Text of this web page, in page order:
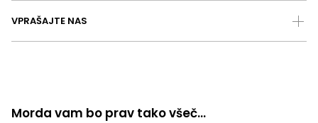
VPRAŠAJTE NAS
Morda vam bo prav tako všeč…